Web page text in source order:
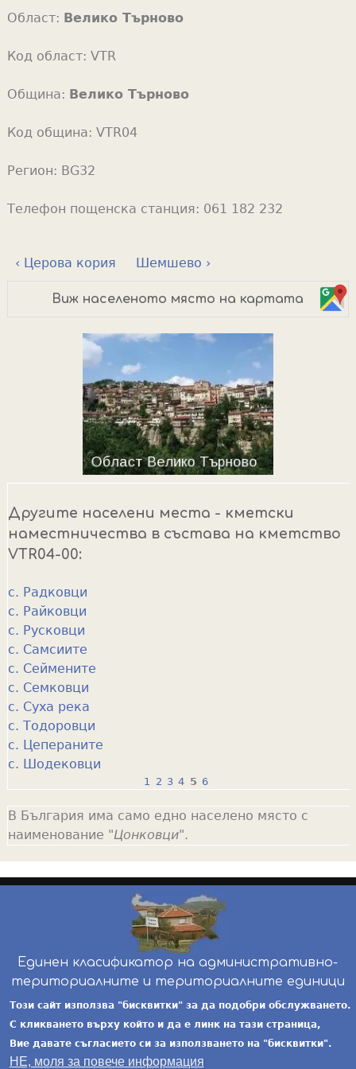
Област: Велико Търново
Код област: VTR
Община: Велико Търново
Код община: VTR04
Регион: BG32
Телефон пощенска станция: 061 182 232
‹ Церова кория Шемшево ›
Виж населеното място на картата
Другите населени места - кметски
наместничества в състава на кметство
VTR04-00:
с. Радковци
с. Райковци
с. Русковци
с. Самсиите
с. Сеймените
с. Семковци
с. Суха река
с. Тодоровци
с. Цепераните
с. Шодековци
a
g
e
1 2 3 4 5 6
В България има само едно населено място с
наименование "Цонковци".
Единен класификатор на административно-
териториалните и териториалните единици
инж. Бойчо Добрев-ekatte.com-условия за
ползване
Този сайт използва "бисквитки" за да подобри обслужването.
С кликването върху който и да е линк на тази страница,
Вие давате съгласието си за използването на "бисквитки".
НЕ, моля за повече информация